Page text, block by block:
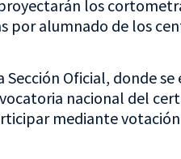
los
por alumnado de los
Oficial, donde
nacional del
mediante